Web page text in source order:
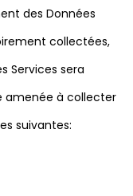
des Données
collectées,
Services sera
amenée à collecter
suivantes: